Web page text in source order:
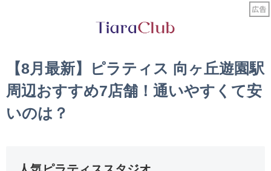
【8月最新】ピラティス 向ヶ丘遊園駅
周辺おすすめ7店舗！通いやすくて安
いのは？